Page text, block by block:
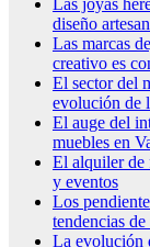
Las joyas
diseño
Las marcas
creativo es
El sector del
evolución de
El auge del
muebles en
El alquiler de
y eventos
Los
tendencias de
La evolución